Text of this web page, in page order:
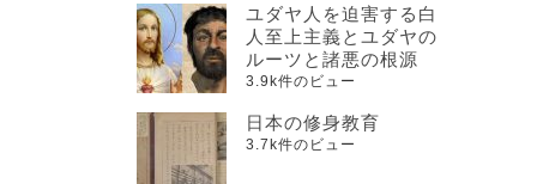
ユダヤ人を迫害する白
人至上主義とユダヤの
ルーツと諸悪の根源
3.9k件のビュー
日本の修身教育
3.7k件のビュー